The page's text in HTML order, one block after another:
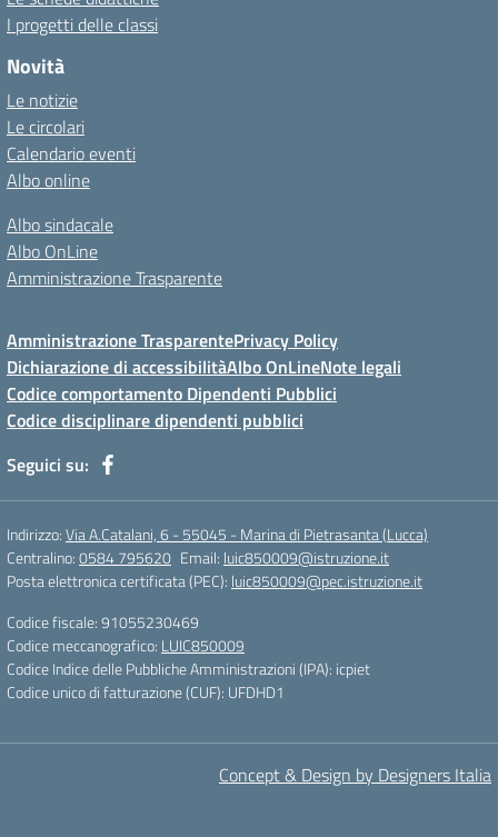
I progetti delle classi
Novità
Le notizie
Le circolari
Calendario eventi
Albo online
Albo sindacale
Albo OnLine
Amministrazione Trasparente
Amministrazione TrasparentePrivacy Policy
Dichiarazione di accessibilitàAlbo OnLineNote legali
Codice comportamento Dipendenti Pubblici
Codice disciplinare dipendenti pubblici
Seguici su:
Indirizzo:Via A.Catalani, 6 - 55045 - Marina di Pietrasanta (Lucca)
Centralino:0584 795620 Email: luic850009@istruzione.it
Posta elettronica certificata (PEC): luic850009@pec.istruzione.it
Codice fiscale: 91055230469
Codice meccanografico: LUIC850009
Codice Indice delle Pubbliche Amministrazioni (IPA): icpiet
Codice unico di fatturazione (CUF): UFDHD1
Concept & Design by Designers Italia